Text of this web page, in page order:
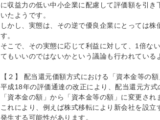
に収益力の低い中小企業に配慮して評価額を引き
いたようです。
しかし、実態は、その逆で優良企業にとっては株
す。
そこで、その実態に応じて利益に対して、1倍な
てもいいのではないかという議論も行われている
【２】 配当還元価額方式における「資本金等の額
平成18年の評価通達の改正により、配当還元方式
「資本金の額」から「資本金等の額」に変更され
これにより、例えば株式移転により新会社を設立
発生する可能性があります。